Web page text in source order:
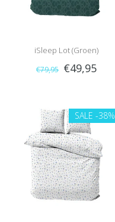
iSleep Lot (Groen)
€79,95 €49,95
SALE -38%